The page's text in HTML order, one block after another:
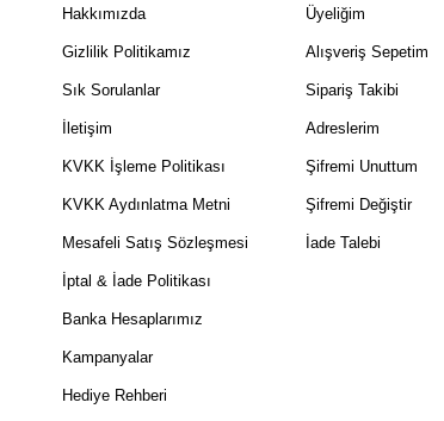
Hakkımızda
Gizlilik Politikamız
Sık Sorulanlar
İletişim
KVKK İşleme Politikası
KVKK Aydınlatma Metni
Mesafeli Satış Sözleşmesi
İptal & İade Politikası
Banka Hesaplarımız
Kampanyalar
Hediye Rehberi
Üyeliğim
Alışveriş Sepetim
Sipariş Takibi
Adreslerim
Şifremi Unuttum
Şifremi Değiştir
İade Talebi